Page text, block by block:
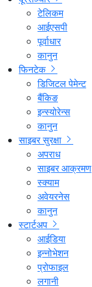
टेलिकम
आईएसपी
पूर्वाधार
कानुन
फिनटेक
डिजिटल पेमेन्ट
बैंकिङ
इन्स्योरेन्स
कानुन
साइबर सुरक्षा
अपराध
साइबर आक्रमण
स्क्याम
अवेयरनेस
कानुन
स्टार्टअप
आईडिया
इन्नोभेशन
प्रोफाइल
लगानी